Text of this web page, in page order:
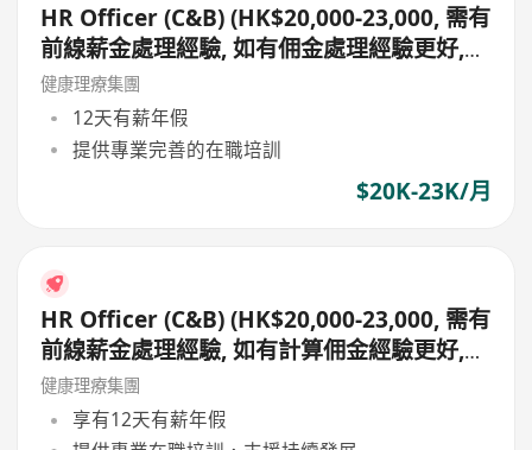
HR Officer (C&B) (HK$20,000-23,000, 需有
前線薪金處理經驗, 如有佣金處理經驗更好,
有團隊支援分店溝通, 無需親自聯絡)
健康理療集團
12天有薪年假
提供專業完善的在職培訓
$20K-23K/月
HR Officer (C&B) (HK$20,000-23,000, 需有
前線薪金處理經驗, 如有計算佣金經驗更好,
無需親自聯絡前線員工, 公司極少兼職)
健康理療集團
享有12天有薪年假